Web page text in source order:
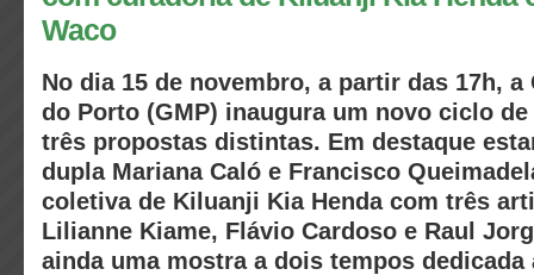
Waco
No dia 15 de novembro, a partir das 17h,
do Porto (GMP) inaugura um novo ciclo
três propostas distintas. Em destaque
dupla Mariana Caló e Francisco
coletiva de Kiluanji Kia Henda com três
Lilianne Kiame, Flávio Cardoso e Raul
ainda uma mostra a dois tempos dedicada